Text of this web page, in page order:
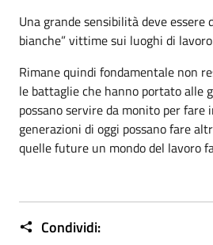
Una grande sensibilità deve essere
bianche” vittime sui luoghi di
Rimane quindi fondamentale non
le battaglie che hanno portato alle
possano servire da monito per fare
generazioni di oggi possano fare
quelle future un mondo del lavoro
Condividi: